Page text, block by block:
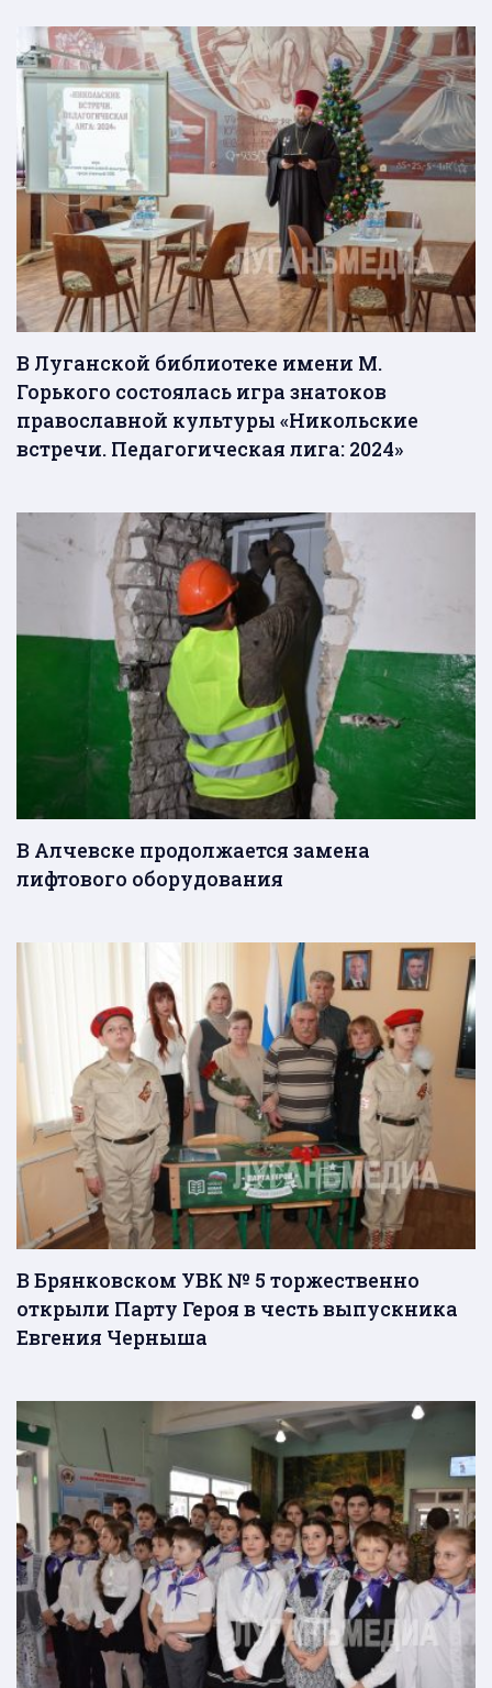
В Луганской библиотеке имени М.
Горького состоялась игра знатоков
православной культуры «Никольские
встречи. Педагогическая лига: 2024»
В Алчевске продолжается замена
лифтового оборудования
В Брянковском УВК № 5 торжественно
открыли Парту Героя в честь выпускника
Евгения Черныша